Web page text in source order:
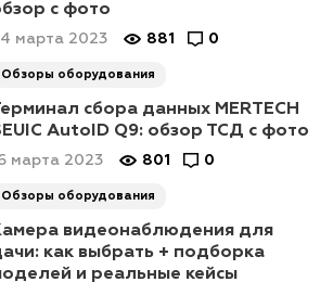
с фото
марта 2023 881 0
Обзоры оборудования
сбора данных MERTECH
AutoID Q9: обзор ТСД с фото
марта 2023 801 0
Обзоры оборудования
видеонаблюдения для
как выбрать + подборка
и реальные кейсы